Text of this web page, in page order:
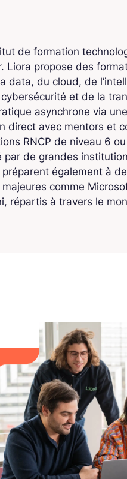
de formation
Liora propose des
data, du cloud, de
et de la
asynchrone via
direct avec mentors et
RNCP de niveau 6 ou
de grandes
préparent également à
comme
répartis à travers le